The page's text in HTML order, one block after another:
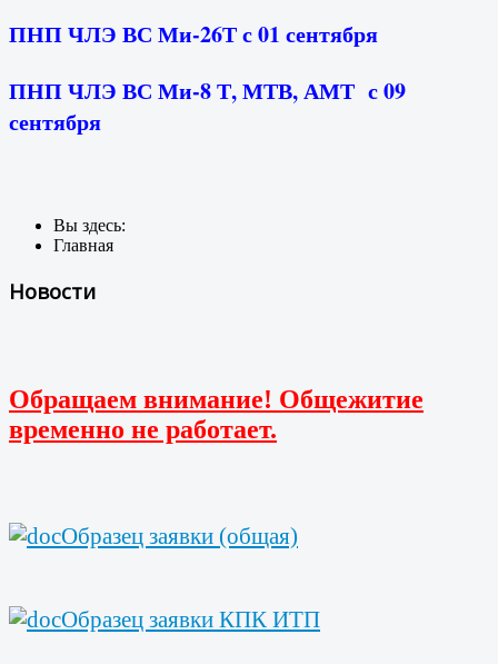
ПНП ЧЛЭ ВС Ми-26Т с 01 сентября
ПНП ЧЛЭ ВС Ми-8 Т, МТВ, АМТ с 09
сентября
Вы здесь:
Главная
Новости
Обращаем внимание! Общежитие
временно не работает.
Образец заявки (общая)
Образец заявки КПК ИТП